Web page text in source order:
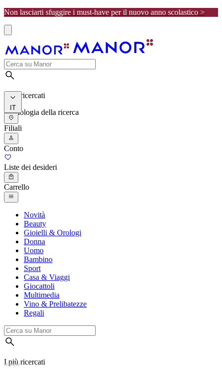
Non lasciarti sfuggire i must-have per il nuovo anno scolastico >
I più ricercati
Cronologia della ricerca
IT
Filiali
Conto
Liste dei desideri
Carrello
Novità
Beauty
Gioielli & Orologi
Donna
Uomo
Bambino
Sport
Casa & Viaggi
Giocattoli
Multimedia
Vino & Prelibatezze
Regali
I più ricercati